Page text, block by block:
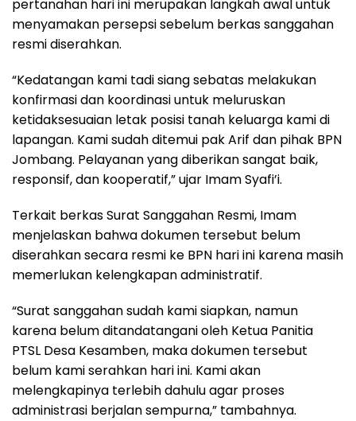
pertanahan hari ini merupakan langkah awal untuk
menyamakan persepsi sebelum berkas sanggahan
resmi diserahkan.
“Kedatangan kami tadi siang sebatas melakukan
konfirmasi dan koordinasi untuk meluruskan
ketidaksesuaian letak posisi tanah keluarga kami di
lapangan. Kami sudah ditemui pak Arif dan pihak BPN
Jombang. Pelayanan yang diberikan sangat baik,
responsif, dan kooperatif,” ujar Imam Syafi’i.
Terkait berkas Surat Sanggahan Resmi, Imam
menjelaskan bahwa dokumen tersebut belum
diserahkan secara resmi ke BPN hari ini karena masih
memerlukan kelengkapan administratif.
“Surat sanggahan sudah kami siapkan, namun
karena belum ditandatangani oleh Ketua Panitia
PTSL Desa Kesamben, maka dokumen tersebut
belum kami serahkan hari ini. Kami akan
melengkapinya terlebih dahulu agar proses
administrasi berjalan sempurna,” tambahnya.